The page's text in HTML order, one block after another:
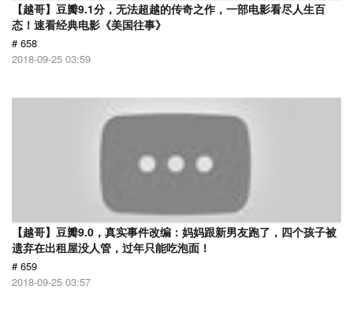
【越哥】豆瓣9.1分，无法超越的传奇之作，一部电影看尽人生百
态！速看经典电影《美国往事》
# 658
2018-09-25 03:59
【越哥】豆瓣9.0，真实事件改编：妈妈跟新男友跑了，四个孩子被
遗弃在出租屋没人管，过年只能吃泡面！
# 659
2018-09-25 03:57